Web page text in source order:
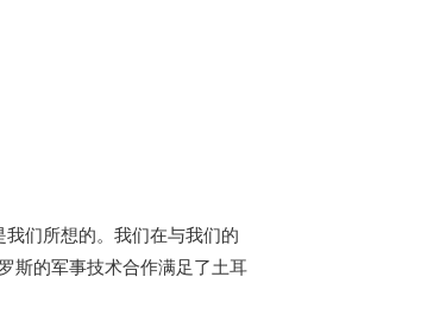
们所想的。我们在与我们的
斯的军事技术合作满足了土耳